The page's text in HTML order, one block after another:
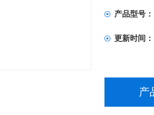
产品型号：
更新时间：
产